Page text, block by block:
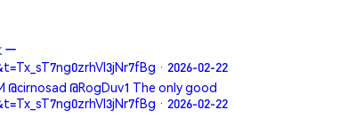
ー
· 2026-02-22
@cirnosad @RogDuv1 The only good
· 2026-02-22